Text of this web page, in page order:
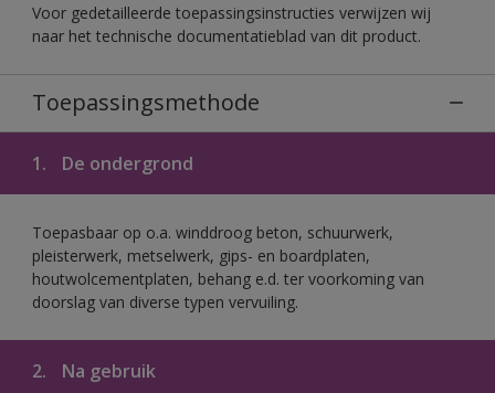
Voor gedetailleerde toepassingsinstructies verwijzen wij
naar het technische documentatieblad van dit product.
Toepassingsmethode
1. De ondergrond
Toepasbaar op o.a. winddroog beton, schuurwerk,
pleisterwerk, metselwerk, gips- en boardplaten,
houtwolcementplaten, behang e.d. ter voorkoming van
doorslag van diverse typen vervuiling.
2. Na gebruik